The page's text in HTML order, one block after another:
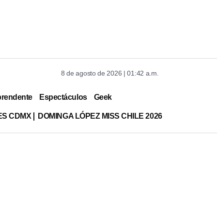
8 de agosto de 2026 | 01:42 a.m.
Espectáculos Geek
CDMX DOMINGA LÓPEZ MISS CHILE 2026